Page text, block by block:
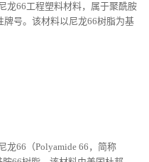
龙66工程塑料材料，属于聚酰胺
牌号。该材料以尼龙66树脂为基
龙66（Polyamide 66，简称